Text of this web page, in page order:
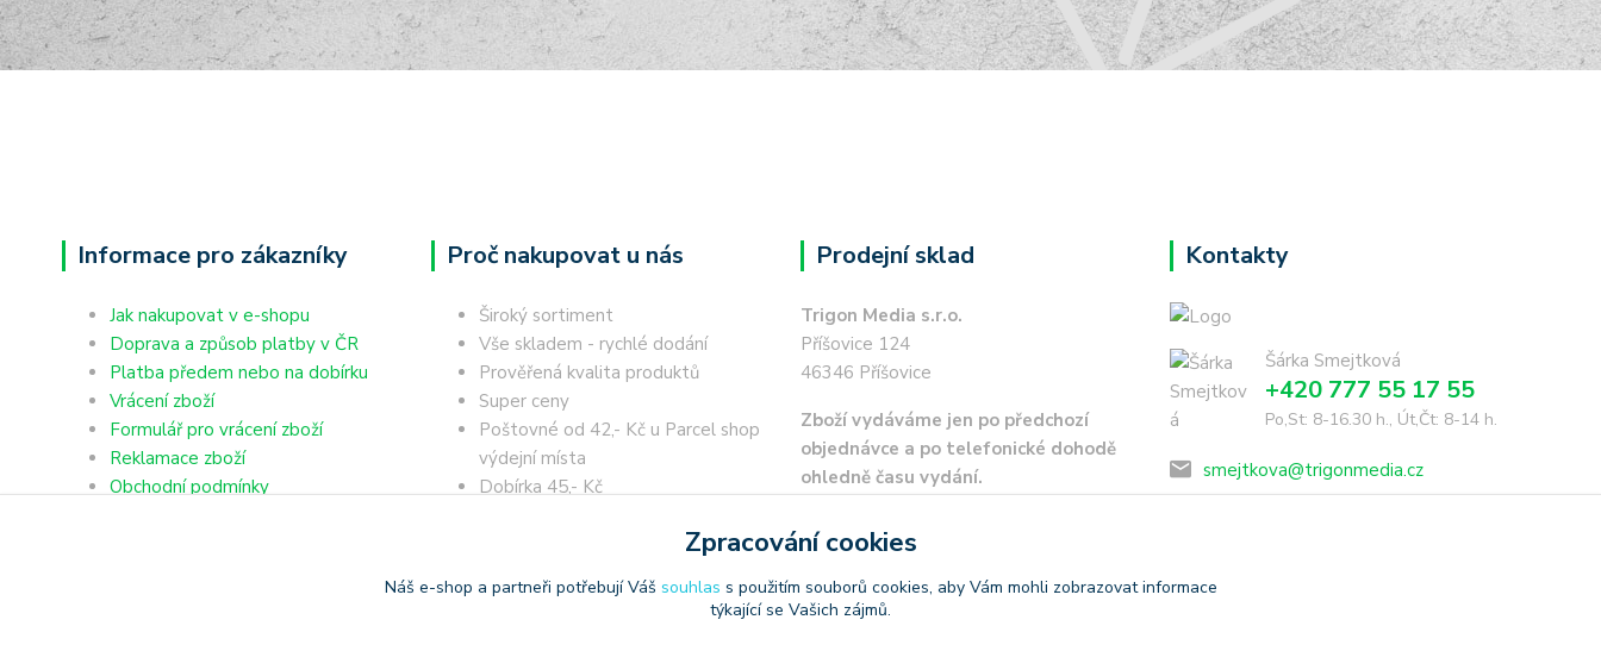
Informace pro zákazníky
Jak nakupovat v e-shopu
Doprava a způsob platby v ČR
Platba předem nebo na dobírku
Vrácení zboží
Formulář pro vrácení zboží
Reklamace zboží
Obchodní podmínky
Proč nakupovat u nás
Široký sortiment
Vše skladem - rychlé dodání
Prověřená kvalita produktů
Super ceny
Poštovné od 42,- Kč u Parcel shop
výdejní místa
Dobírka 45,- Kč
Prodejní sklad
Trigon Media s.r.o.
Příšovice 124
46346 Příšovice
Zboží vydáváme jen po předchozí
objednávce a po telefonické dohodě
ohledně času vydání.
Kontakty
Šárka Smejtková
+420 777 55 17 55
Po,St: 8-16.30 h., Út,Čt: 8-14 h.
smejtkova@trigonmedia.cz
Zpracování cookies
Náš e-shop a partneři potřebují Váš souhlas s použitím souborů cookies, aby Vám mohli zobrazovat informace
týkající se Vašich zájmů.